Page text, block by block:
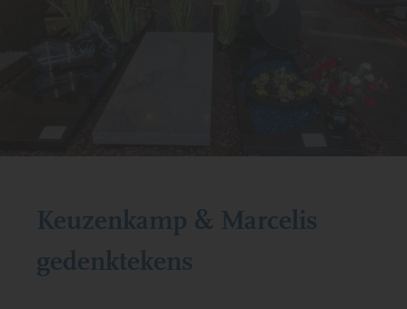
Keuzenkamp & Marcelis
gedenktekens